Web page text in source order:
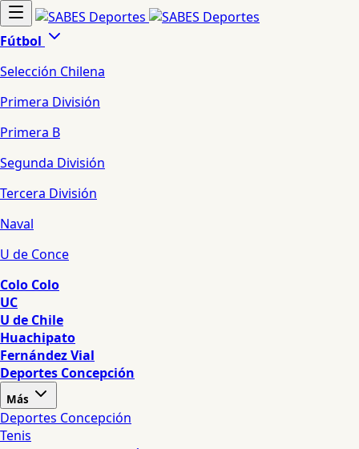
Fútbol
Selección Chilena
Primera División
Primera B
Segunda División
Tercera División
Naval
U de Conce
Colo Colo
UC
U de Chile
Huachipato
Fernández Vial
Deportes Concepción
Más
Deportes Concepción
Tenis